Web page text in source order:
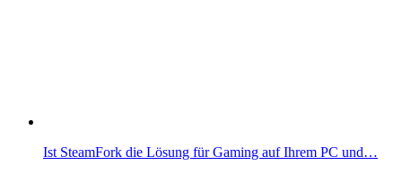
Ist SteamFork die Lösung für Gaming auf Ihrem PC und…